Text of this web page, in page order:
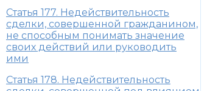
Статья 177. Недействительность
сделки, совершенной гражданином,
не способным понимать значение
своих действий или руководить
ими
Статья 178. Недействительность